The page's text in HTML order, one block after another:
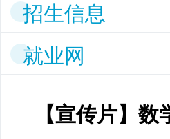
招生信息
就业网
【宣传片】